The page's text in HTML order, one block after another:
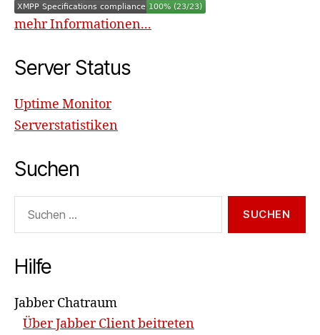
mehr Informationen...
Server Status
Uptime Monitor
Serverstatistiken
Suchen
nach:
Hilfe
Jabber Chatraum
Über Jabber Client beitreten